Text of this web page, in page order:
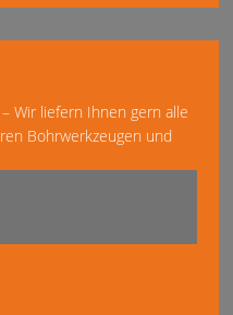
Wir liefern Ihnen gern alle
Bohrwerkzeugen und